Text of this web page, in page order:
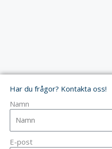
Har du frågor? Kontakta oss!
Namn
E-post